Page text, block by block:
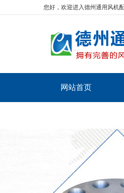
您好，欢迎进入德州通用风机
网站首页